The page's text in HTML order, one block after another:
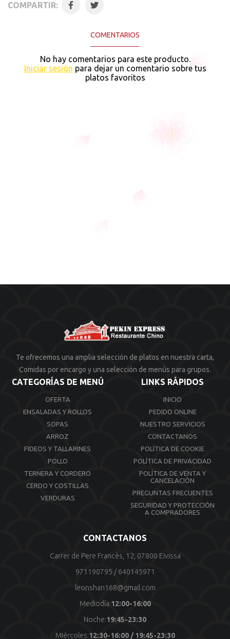
COMPARTIR:
COMENTARIOS
No hay comentarios para este producto.
Iniciar sesión para dejar un comentario sobre tus
platos favoritos
Te ofrecemos una amplia selección de platos en nuestra carta,
Comidas por encargo y una selección de menús para grupos.
CATEGORÍAS DE MENÚ
OFERTA
ENSALADAS Y ROLLOS
SOPAS
ARROZ
FIDEOS Y TALLARINES
POLLO
TERNERA Y CORDERO
CERDO Y COSTILLAS
VERDURAS
LINKS RÁPIDOS
INICIO
PEDIDO ONLINE
NUESTRO SERVICIOS
CONTACTANOS
POLÍTICA DE COOKIE
POLÍTICA DE PRIVACIDAD
POLÍTICA DE VENTA Y
CANCELACIÓN
PREGUNTAS FRECUENTES
SEGURIDAD Y PROTECCIÓN
A COMPRADORES
CONTACTANOS
Carrer de Pere Francès, 12, 07800 Eivissa
971190795 / 640145971
leonshan168@gmail.com
Mediodía:12:00-16:00
Noche:19:45-23:30
Miércoles:12:30-16:00 / 19:45-23:30